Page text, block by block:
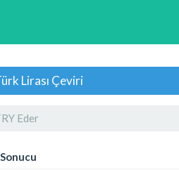
Lirası Çeviri
Eder